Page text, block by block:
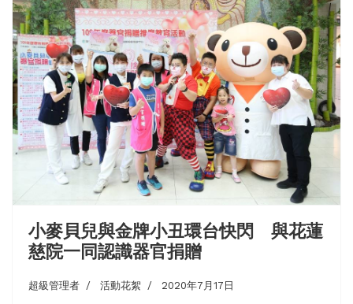
小麥貝兒與金牌小丑環台快閃 與花蓮
慈院一同認識器官捐贈
超級管理者 活動花絮 2020年7月17日